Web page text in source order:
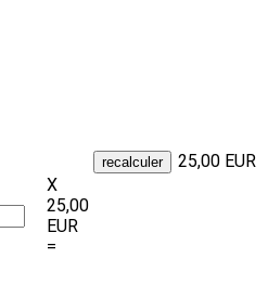
X
25,00
EUR
=
25,00 EUR